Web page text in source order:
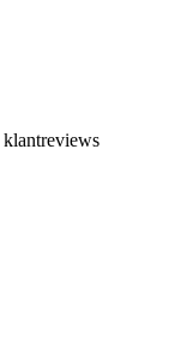
klantreviews